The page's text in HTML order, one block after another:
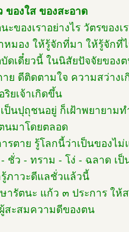
ของใส ของสะอาด
ของเราอย่างไร วัตรของเ
หมอง ให้รู้จักที่มา ให้รู้จักที่
ดเดี๋ยวนี้ ในนิสัยปัจจัยของ
าย ดีติดตามใจ ความสว่าง
ยเจ้าเกิดขึ้น
เป็นปุถุชนอยู่ ก็เฝ้าพยายาม
นมาโดยตลอด
ารตาย รู้โลกนี้ว่าเป็นของไ
ชั่ว - ทราม - โง่ - ฉลาด เป็
ภาวะดีแลชั่วแล้วนี้
ารัตนะ แก้ว ๓ ประการ ให้
สะสมความดีของตน